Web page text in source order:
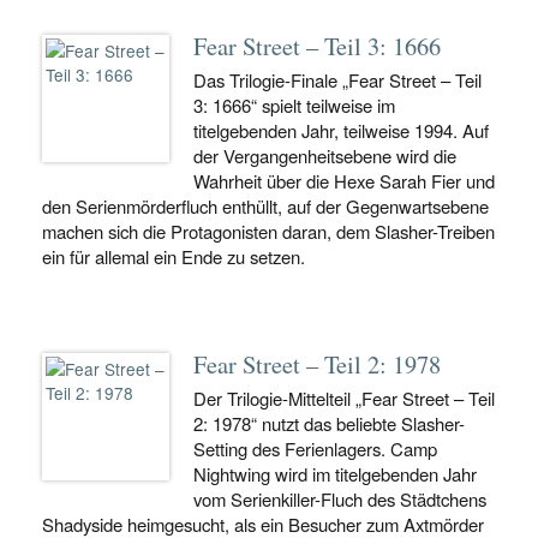
Fear Street – Teil 3: 1666
Das Trilogie-Finale „Fear Street – Teil
3: 1666“ spielt teilweise im
titelgebenden Jahr, teilweise 1994. Auf
der Vergangenheitsebene wird die
Wahrheit über die Hexe Sarah Fier und
den Serienmörderfluch enthüllt, auf der Gegenwartsebene
machen sich die Protagonisten daran, dem Slasher-Treiben
ein für allemal ein Ende zu setzen.
Fear Street – Teil 2: 1978
Der Trilogie-Mittelteil „Fear Street – Teil
2: 1978“ nutzt das beliebte Slasher-
Setting des Ferienlagers. Camp
Nightwing wird im titelgebenden Jahr
vom Serienkiller-Fluch des Städtchens
Shadyside heimgesucht, als ein Besucher zum Axtmörder